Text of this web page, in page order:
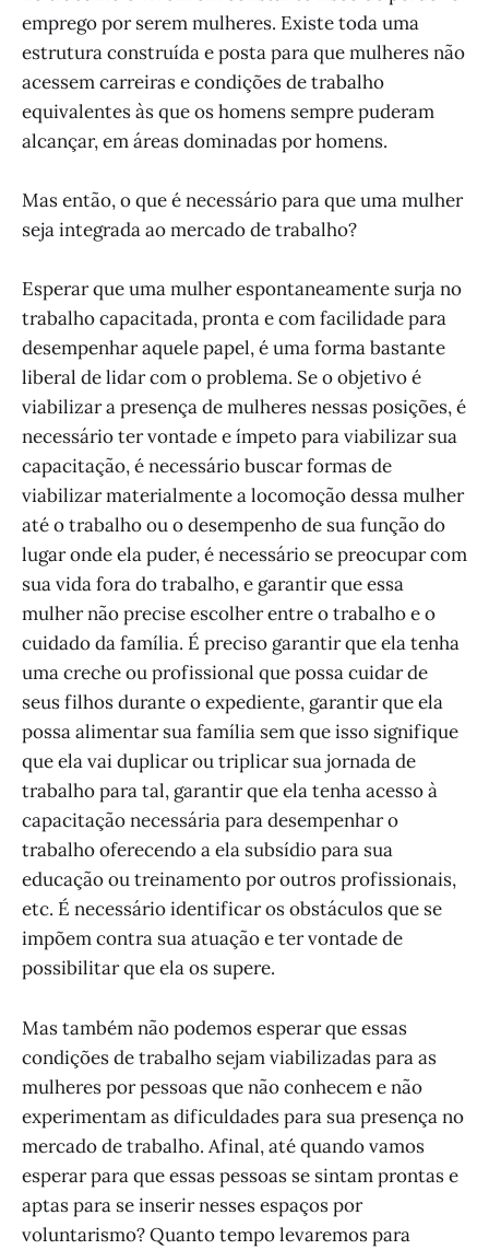
emprego por serem mulheres. Existe toda uma
estrutura construída e posta para que mulheres não
acessem carreiras e condições de trabalho
equivalentes às que os homens sempre puderam
alcançar, em áreas dominadas por homens.
Mas então, o que é necessário para que uma mulher
seja integrada ao mercado de trabalho?
Esperar que uma mulher espontaneamente surja no
trabalho capacitada, pronta e com facilidade para
desempenhar aquele papel, é uma forma bastante
liberal de lidar com o problema. Se o objetivo é
viabilizar a presença de mulheres nessas posições, é
necessário ter vontade e ímpeto para viabilizar sua
capacitação, é necessário buscar formas de
viabilizar materialmente a locomoção dessa mulher
até o trabalho ou o desempenho de sua função do
lugar onde ela puder, é necessário se preocupar com
sua vida fora do trabalho, e garantir que essa
mulher não precise escolher entre o trabalho e o
cuidado da família. É preciso garantir que ela tenha
uma creche ou profissional que possa cuidar de
seus filhos durante o expediente, garantir que ela
possa alimentar sua família sem que isso signifique
que ela vai duplicar ou triplicar sua jornada de
trabalho para tal, garantir que ela tenha acesso à
capacitação necessária para desempenhar o
trabalho oferecendo a ela subsídio para sua
educação ou treinamento por outros profissionais,
etc. É necessário identificar os obstáculos que se
impõem contra sua atuação e ter vontade de
possibilitar que ela os supere.
Mas também não podemos esperar que essas
condições de trabalho sejam viabilizadas para as
mulheres por pessoas que não conhecem e não
experimentam as dificuldades para sua presença no
mercado de trabalho. Afinal, até quando vamos
esperar para que essas pessoas se sintam prontas e
aptas para se inserir nesses espaços por
voluntarismo? Quanto tempo levaremos para